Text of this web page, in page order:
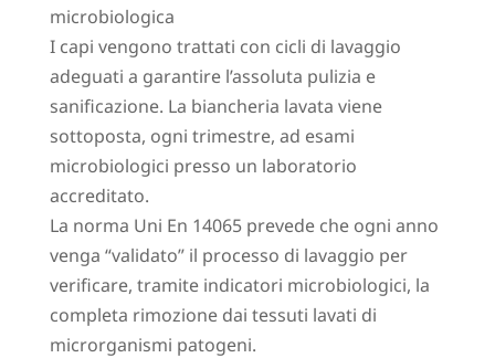
microbiologica
I capi vengono trattati con cicli di lavaggio
adeguati a garantire l’assoluta pulizia e
sanificazione. La biancheria lavata viene
sottoposta, ogni trimestre, ad esami
microbiologici presso un laboratorio
accreditato.
La norma Uni En 14065 prevede che ogni anno
venga “validato” il processo di lavaggio per
verificare, tramite indicatori microbiologici, la
completa rimozione dai tessuti lavati di
microrganismi patogeni.